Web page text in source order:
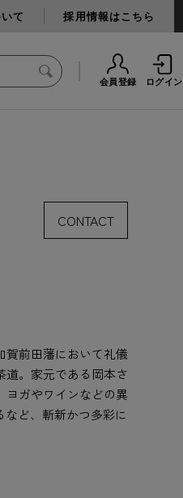
て 採用情報はこちら
会員登録 ログイン
賀前田藩において礼儀
道。家元である岡本さ
ヨガやワインなどの異
ど、斬新かつ多彩に
CONTACT